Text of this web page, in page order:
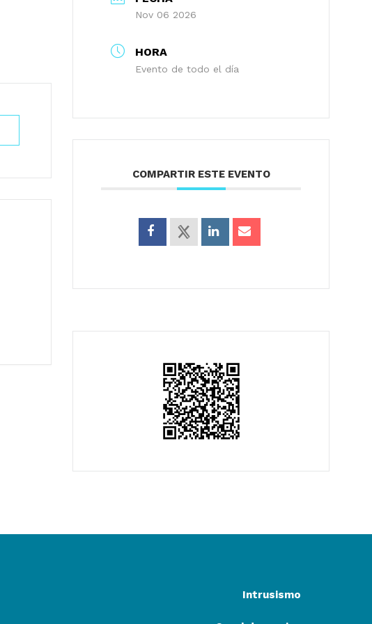
Nov 06 2026
HORA
Evento de todo el día
COMPARTIR ESTE EVENTO
Intrusismo